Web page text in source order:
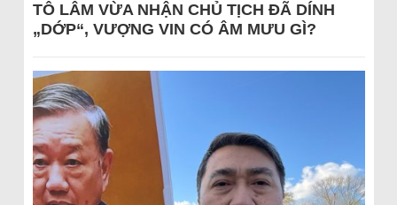
TÔ LÂM VỪA NHẬN CHỦ TỊCH ĐÃ DÍNH
„DỚP“, VƯỢNG VIN CÓ ÂM MƯU GÌ?